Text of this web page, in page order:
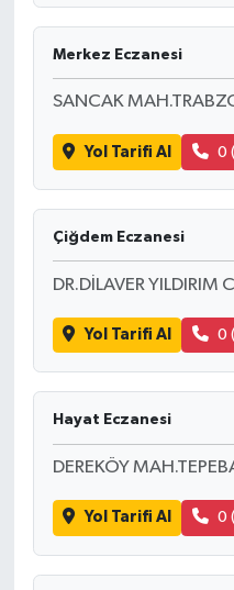
Merkez Eczanesi
SANCAK
Yol Tarifi Al 0
Çiğdem Eczanesi
DR.DİLAVER YILDIRIM
Yol Tarifi Al 0
Hayat Eczanesi
DEREKÖY
Yol Tarifi Al 0